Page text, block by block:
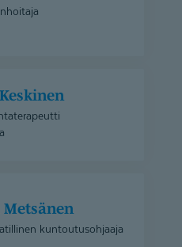
Keskinen
Metsänen
kuntoutusohjaaja